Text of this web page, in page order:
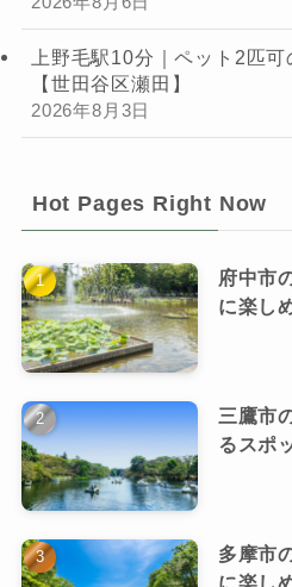
上野毛駅10分｜ペット2匹
【世田谷区瀬田】
2026年8月3日
Hot Pages Right Now
府中市
に楽し
三鷹市
るスポ
多摩市
に楽し